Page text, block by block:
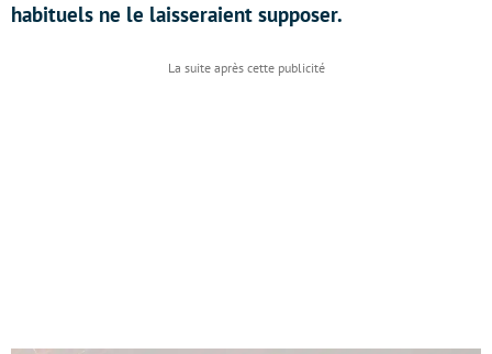
habituels ne le laisseraient supposer.